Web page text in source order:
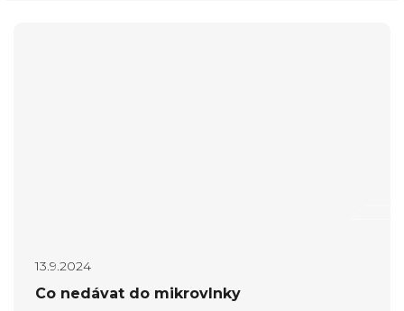
Co nedávat do mikrovlnky
13.9.2024